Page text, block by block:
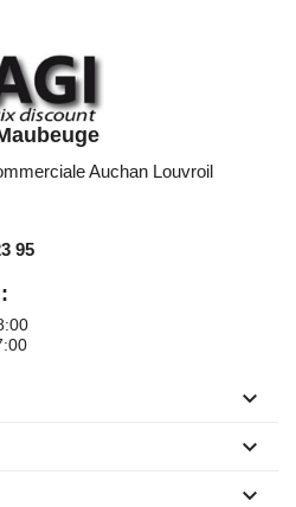
Auchan Louvroil
95


